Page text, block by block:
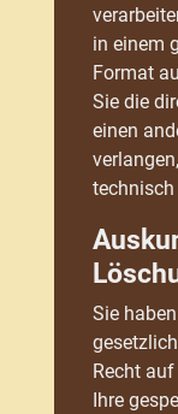
in einem
Format
Sie die
einen
Sie
Recht
Ihre